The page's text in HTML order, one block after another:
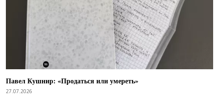
Павел Кушнир: «Продаться или умереть»
27.07.2026